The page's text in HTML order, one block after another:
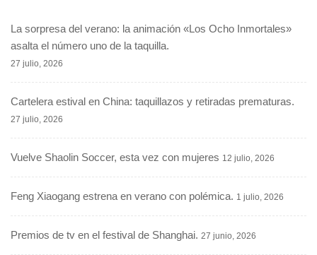
La sorpresa del verano: la animación «Los Ocho Inmortales»
asalta el número uno de la taquilla.
27 julio, 2026
Cartelera estival en China: taquillazos y retiradas prematuras.
27 julio, 2026
Vuelve Shaolin Soccer, esta vez con mujeres 12 julio, 2026
Feng Xiaogang estrena en verano con polémica. 1 julio, 2026
Premios de tv en el festival de Shanghai. 27 junio, 2026